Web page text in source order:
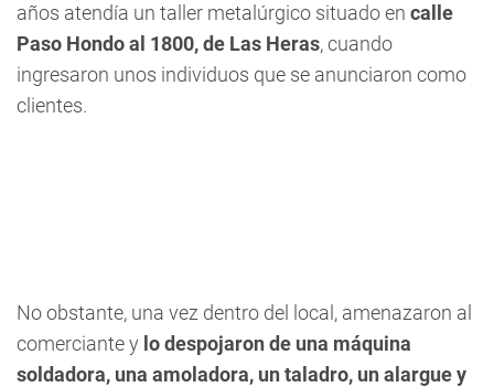
años atendía un taller metalúrgico situado en calle
Paso Hondo al 1800, de Las Heras, cuando
ingresaron unos individuos que se anunciaron como
clientes.
No obstante, una vez dentro del local, amenazaron al
comerciante y lo despojaron de una máquina
soldadora, una amoladora, un taladro, un alargue y